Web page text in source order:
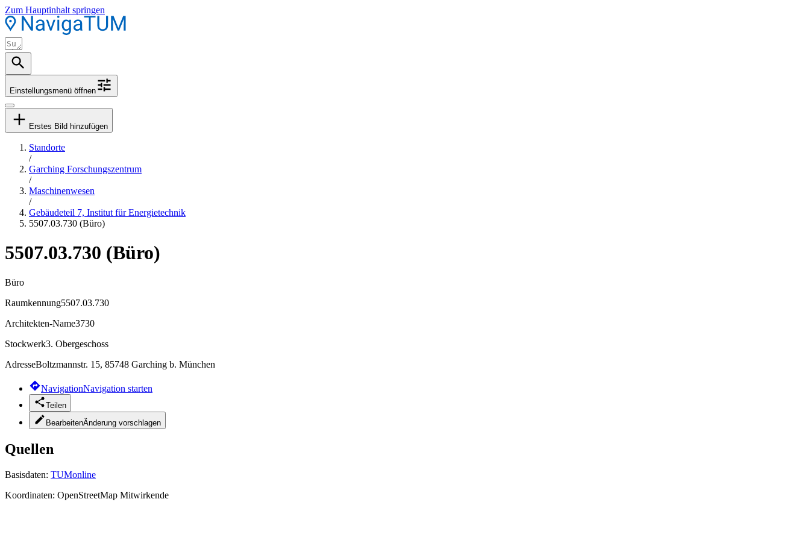
Zum Hauptinhalt springen
Einstellungsmenü öffnen
Erstes Bild hinzufügen
Standorte
/
Garching Forschungszentrum
/
Maschinenwesen
/
Gebäudeteil 7, Institut für Energietechnik
5507.03.730 (Büro)
5507.03.730 (Büro)
Büro
Raumkennung5507.03.730
Architekten-Name3730
Stockwerk3. Obergeschoss
AdresseBoltzmannstr. 15, 85748 Garching b. München
NavigationNavigation starten
Teilen
BearbeitenÄnderung vorschlagen
Quellen
Basisdaten: TUMonline
Koordinaten: OpenStreetMap Mitwirkende